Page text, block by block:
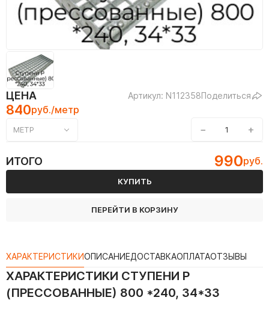
ЦЕНА Артикул: N112358Поделиться
840руб./метр
МЕТР − +
ИТОГО 990руб.
КУПИТЬ
ПЕРЕЙТИ В КОРЗИНУ
ХАРАКТЕРИСТИКИОПИСАНИЕДОСТАВКАОПЛАТАОТЗЫВЫ
ХАРАКТЕРИСТИКИ СТУПЕНИ P
(ПРЕССОВАННЫЕ) 800 *240, 34*33